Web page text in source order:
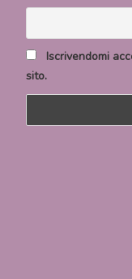
Iscrivendomi
sito.